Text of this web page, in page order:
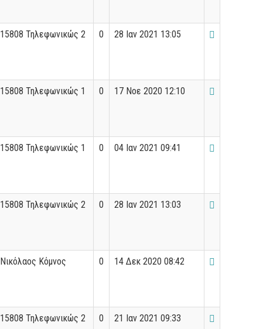
15808 Τηλεφωνικώς 2 0 28 Ιαν 2021 13:05
15808 Τηλεφωνικώς 1 0 17 Νοε 2020 12:10
15808 Τηλεφωνικώς 1 0 04 Ιαν 2021 09:41
15808 Τηλεφωνικώς 2 0 28 Ιαν 2021 13:03
Νικόλαος Κόμνος 0 14 Δεκ 2020 08:42
15808 Τηλεφωνικώς 2 0 21 Ιαν 2021 09:33